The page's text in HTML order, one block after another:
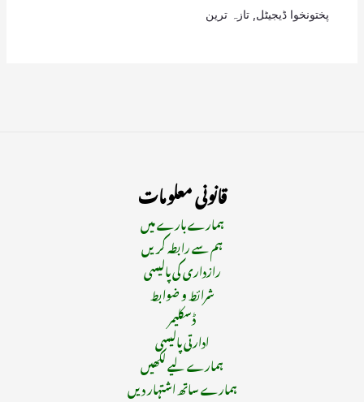
پختونخوا ڈیجیٹل تازہ ترین
قانونی معلومات
ہمارے بارے میں
ہم سے رابطہ کریں
رازداری کی پالیسی
شرائط و ضوابط
ڈسکلیمر
ادارتی پالیسی
ہمارے لیے لکھیں
ہمارے ساتھ اشتہار دیں